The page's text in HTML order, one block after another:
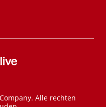
Alle rechten